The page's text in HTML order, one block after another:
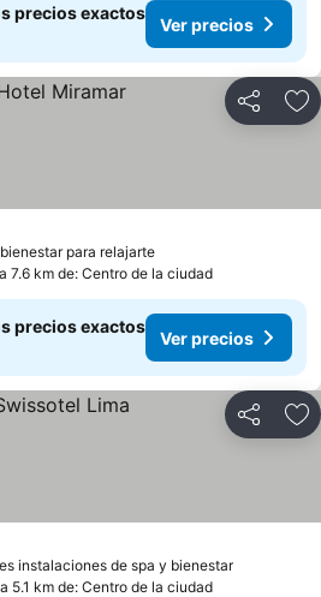
precios exactos
Ver precios
Compartir
para relajarte
a 7.6 km de: Centro de la ciudad
precios exactos
Ver precios
Compartir
instalaciones de spa y bienestar
a 5.1 km de: Centro de la ciudad